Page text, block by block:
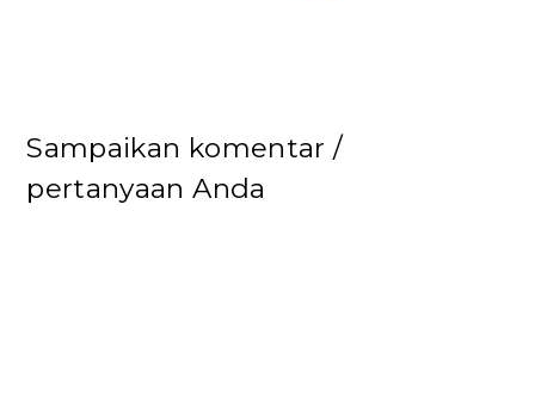
Sampaikan komentar /
pertanyaan Anda